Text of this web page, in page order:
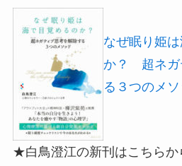
なぜ眠り姫
か？ 超ネガ
る３つのメソ
★白鳥澄江の新刊はこちらか